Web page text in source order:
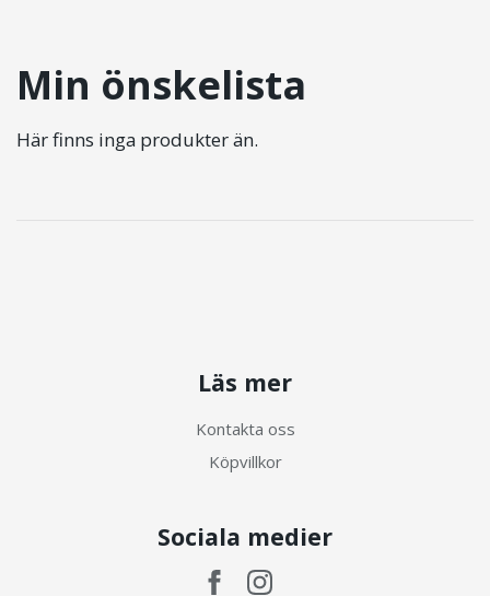
Min önskelista
Här finns inga produkter än.
Läs mer
Kontakta oss
Köpvillkor
Sociala medier